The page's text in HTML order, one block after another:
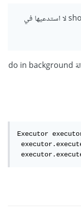
المشكلة كما ذكرت ان showAdmobBanner لا استدعيها في
الحل الأمثل هو عمل async task ثم ضمن الدالة do in background
Executor
executor.execute(new RunnableTask1());